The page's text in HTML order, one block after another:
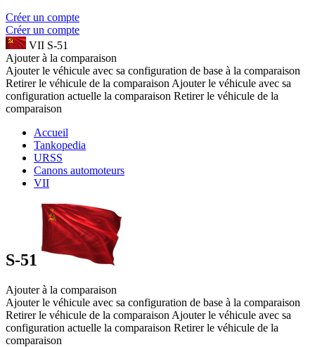
Créer un compte
Créer un compte
VII S-51
Ajouter à la comparaison
Ajouter le véhicule avec sa configuration de base à la comparaison
Retirer le véhicule de la comparaison Ajouter le véhicule avec sa
configuration actuelle la comparaison Retirer le véhicule de la
comparaison
Accueil
Tankopedia
URSS
Canons automoteurs
VII
S-51
Ajouter à la comparaison
Ajouter le véhicule avec sa configuration de base à la comparaison
Retirer le véhicule de la comparaison Ajouter le véhicule avec sa
configuration actuelle la comparaison Retirer le véhicule de la
comparaison